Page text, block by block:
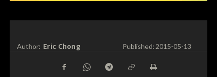
Author: Eric Chong Published:2015-05-13